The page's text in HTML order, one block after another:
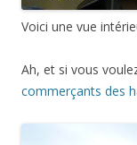
Voici une vue
Ah, et si vous
commerçants des